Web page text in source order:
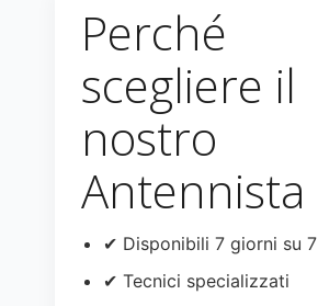
Perché
scegliere il
nostro
Antennista
✔ Disponibili 7 giorni su 7
✔ Tecnici specializzati